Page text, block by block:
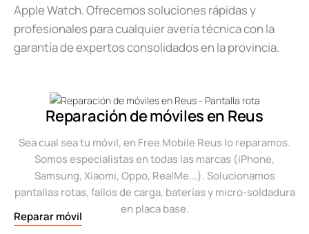
Apple Watch. Ofrecemos soluciones rápidas y
profesionales para cualquier avería técnica con la
garantía de expertos consolidados en la provincia.
Reparación de móviles en Reus
Sea cual sea tu móvil, en Free Mobile Reus lo reparamos.
Somos especialistas en todas las marcas (iPhone,
Samsung, Xiaomi, Oppo, RealMe...). Solucionamos
pantallas rotas, fallos de carga, baterías y micro-soldadura
en placa base.
Reparar móvil